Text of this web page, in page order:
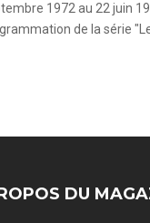
1972 au 22 juin
de la série
DU